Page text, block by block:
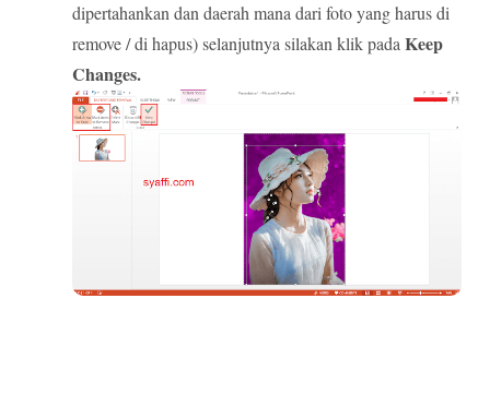
dipertahankan dan daerah mana dari foto yang harus di
remove / di hapus) selanjutnya silakan klik padaKeep
Changes.